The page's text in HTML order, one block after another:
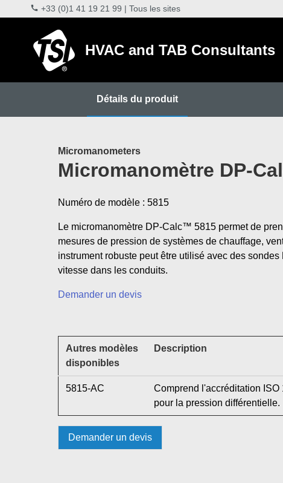
+33 (0)1 41 19 21 99 | Tous les sites
HVAC and TAB Consultants
Détails du produit
Micromanometers
Micromanomètre DP-
Numéro de modèle : 5815
Le micromanomètre DP-Calc™ 5815 permet de
mesures de pression de systèmes de chauffage,
instrument robuste peut être utilisé avec des sondes
vitesse dans les conduits.
Demander un devis
Autres modèles
disponibles
Description
5815-AC
Comprend l'accréditation ISO
pour la pression différentielle.
Demander un devis